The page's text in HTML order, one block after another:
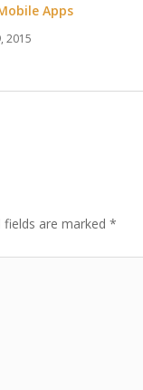
Apps
2015
fields are marked *